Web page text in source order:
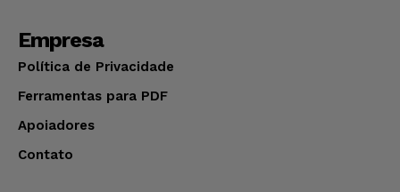
Empresa
Política de Privacidade
Ferramentas para PDF
Apoiadores
Contato